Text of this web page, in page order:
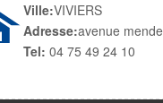
Ville:VIVIERS
Adresse:avenue
Tel: 04 75 49 24 10